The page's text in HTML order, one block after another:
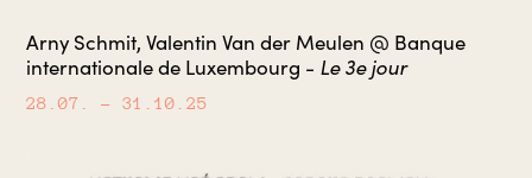
Arny Schmit, Valentin Van der Meulen @ Banque
internationale de Luxembourg - Le 3e jour
28.07. – 31.10.25